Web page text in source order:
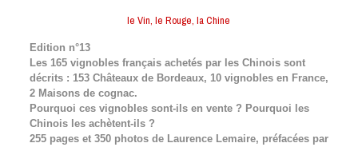
le Vin, le Rouge, la Chine
Edition n°13
Les 165 vignobles français achetés par les Chinois sont
décrits : 153 Châteaux de Bordeaux, 10 vignobles en France,
2 Maisons de cognac.
Pourquoi ces vignobles sont-ils en vente ? Pourquoi les
Chinois les achètent-ils ?
255 pages et 350 photos de Laurence Lemaire, préfacées par